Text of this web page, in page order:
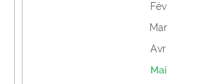
Fév
Mar
Avr
Mai